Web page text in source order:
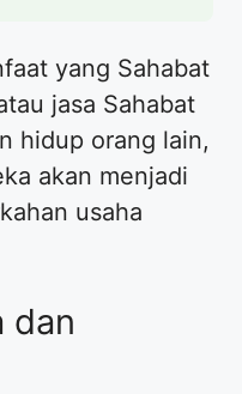
yang Sahabat
jasa Sahabat
hidup orang lain,
akan menjadi
usaha
dan